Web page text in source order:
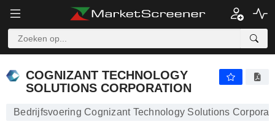
COGNIZANT TECHNOLOGY
SOLUTIONS CORPORATION
Bedrijfsvoering Cognizant Technology Solutions